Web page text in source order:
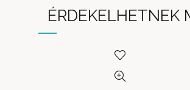
ÉRDEKELHETNEK